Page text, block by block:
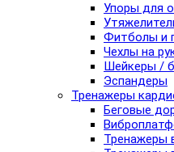
Упоры для
Фитболы и
Чехлы на
Шейкеры /
Эспандеры
Тренажеры
Беговые
Тренажеры